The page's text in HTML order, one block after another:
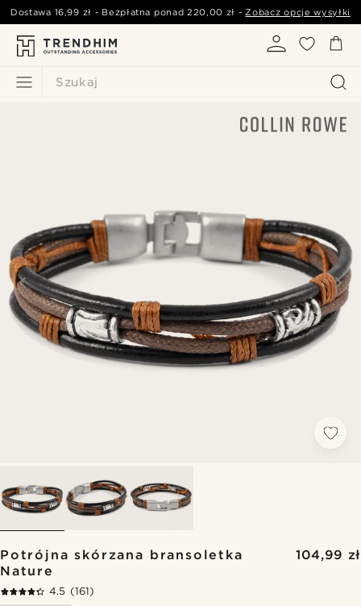
Szukaj
Dostawa 16,99 zł - Bezpłatna ponad220,00 zł -Zobacz opcje wysyłki
Potrójna skórzana bransoletka
Nature
104,99 zł
4.5 (161)